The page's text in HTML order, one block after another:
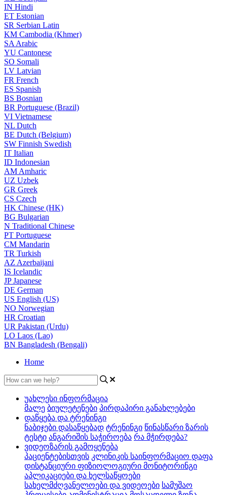
IN Hindi
ET Estonian
SR Serbian Latin
KM Cambodia (Khmer)
SA Arabic
YU Cantonese
SO Somali
LV Latvian
FR French
ES Spanish
BS Bosnian
BR Portuguese (Brazil)
VI Vietnamese
NL Dutch
BE Dutch (Belgium)
SW Finnish Swedish
IT Italian
ID Indonesian
AM Amharic
UZ Uzbek
GR Greek
CS Czech
HK Chinese (HK)
BG Bulgarian
N Traditional Chinese
PT Portuguese
CM Mandarin
TR Turkish
AZ Azerbaijani
IS Icelandic
JPJapanese
DE German
US English (US)
NO Norwegian
HR Croatian
UR Pakistan (Urdu)
LO Laos (Lao)
BN Bangladesh (Bengali)
Home
უახლესი ინფორმაცია
მალე ბიულეტენები პირდაპირი განახლებები
დაწყება და ტრენინგი
ნაბიჯები დასაწყებად ტრენინგი წინასწარი ზარის
ტესტი ანგარიშის საჭიროება რა მჭირდება?
ვიდეოზარის გამოყენება
პაციენტებისთვის კლინიკის საინფორმაციო დაფა
დისტანციური ფიზიოლოგიური მონიტორინგი
აპლიკაციები და ხელსაწყოები
სახელმძღვანელოები და ვიდეოები სამუშაო